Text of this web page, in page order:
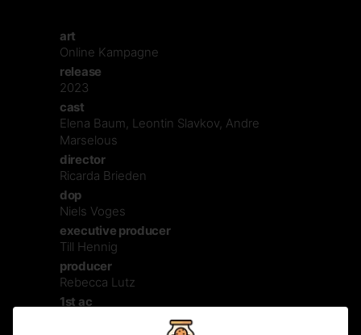
art
Online Kampagne
release
2023
cast
Elena Baum, Leontin Slavkov, Andre
Marselous
director
Ricarda Brieden
dop
Niels Voges
executive producer
Till Hennig
producer
Rebecca Lutz
1st ac